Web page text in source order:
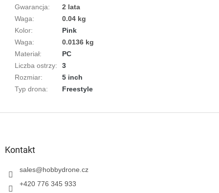
Gwarancja:
2 lata
Waga:
0.04 kg
Kolor:
Pink
Waga:
0.0136 kg
Materiał:
PC
Liczba ostrzy:
3
Rozmiar:
5 inch
Typ drona: Freestyle
Kontakt
sales@hobbydrone.cz
+420 776 345 933